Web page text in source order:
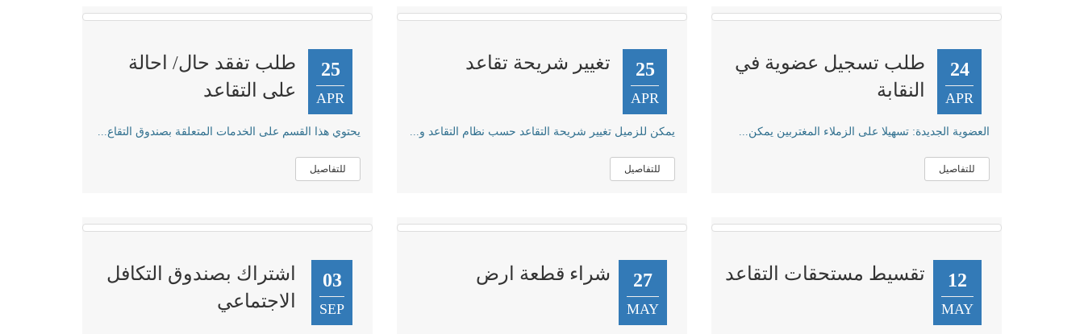
24
APR
طلب تسجيل عضوية في
النقابة
العضوية الجديدة: تسهيلا على الزملاء المغتربين يمكن...
للتفاصيل
25
APR
تغيير شريحة تقاعد
يمكن للزميل تغيير شريحة التقاعد حسب نظام التقاعد و...
للتفاصيل
25
APR
طلب تفقد حال/ احالة
على التقاعد
يحتوي هذا القسم على الخدمات المتعلقة بصندوق التقاع...
للتفاصيل
12
MAY
تقسيط مستحقات التقاعد 27
MAY
شراء قطعة ارض 03
SEP
اشتراك بصندوق التكافل
الاجتماعي